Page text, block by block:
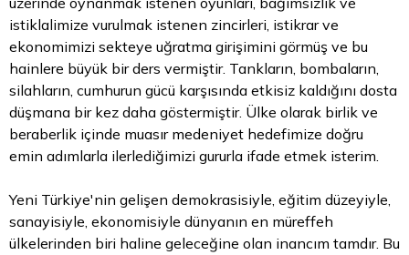
istiklalimize vurulmak istenen zincirleri, istikrar ve
ekonomimizi sekteye uğratma girişimini görmüş ve bu
hainlere büyük bir ders vermiştir. Tankların, bombaların,
silahların, cumhurun gücü karşısında etkisiz kaldığını dosta
düşmana bir kez daha göstermiştir. Ülke olarak birlik ve
beraberlik içinde muasır medeniyet hedefimize doğru
emin adımlarla ilerlediğimizi gururla ifade etmek isterim.
Yeni Türkiye'nin gelişen demokrasisiyle, eğitim düzeyiyle,
sanayisiyle, ekonomisiyle dünyanın en müreffeh
ülkelerinden biri haline geleceğine olan inancım tamdır. Bu